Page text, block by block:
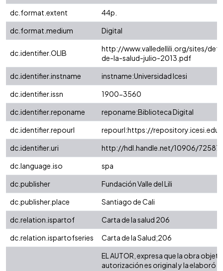
dc.format.extent
44p.
dc.format.medium
Digital
dc.identifier.OLIB
http://www.valledellili.org/sites/
de-la-salud-julio-2013.pdf
dc.identifier.instname
instname:Universidad Icesi
dc.identifier.issn
1900-3560
dc.identifier.reponame
reponame:Biblioteca Digital
dc.identifier.repourl
repourl:https://
dc.identifier.uri
http://hdl.handle.net/10906/72587
dc.language.iso
spa
dc.publisher
Fundación Valle del Lili
dc.publisher.place
Santiago de Cali
dc.relation.ispartof
Carta de la salud 206
dc.relation.ispartofseries
Carta de la Salud;206
EL AUTOR, expresa que la obra
autorización es original y la elaboró